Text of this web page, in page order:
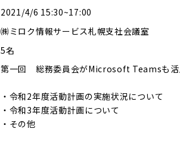
2021/4/6 15:30~17:00
㈱ミロク情報サービス札幌支社会議室
5名
第一回 総務委員会がMicrosoft Teamsも活
・令和2年度活動計画の実施状況について
・令和3年度活動計画について
・その他